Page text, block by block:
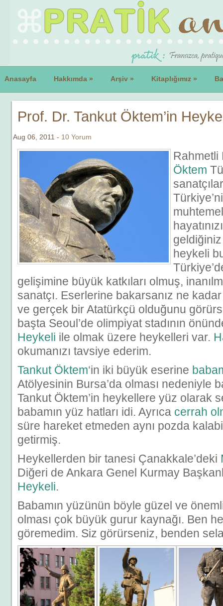
Anasayfa Hakkımda » Arşiv » Kitaplığımız »
Prof. Dr. Tankut Öktem’in
Aug 06, 2011 - 10 Yorum
Rahmetli
Öktem
heykeli
gelişimine büyük katkıları olmuş,
sanatçı. Eserlerine bakarsanız ne
ve gerçek bir Atatürkçü olduğunu
başta Seoul’de olimpiyat stadının
Heykeli ile olmak üzere heykelleri var.
okumanızı tavsiye ederim.
Tankut Öktem‘in iki büyük eserine
Atölyesinin Bursa’da olması nedeniyle
Tankut Öktem’in heykellere yüz olarak
babamın yüz hatları idi. Ayrıca cerrah
süre hareket etmeden aynı pozda
getirmiş.
Heykellerden bir tanesi Çanakkale’deki
Diğeri de Ankara Genel Kurmay
Heykeli.
Babamın yüzünün böyle güzel ve
olması çok büyük gurur kaynağı. Ben
göremedim. Siz görürseniz, benden